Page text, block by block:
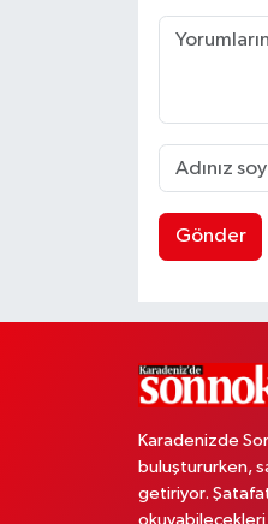
Gönder
Karadenizde
buluştururken,
getiriyor.
okuyabilecekleri